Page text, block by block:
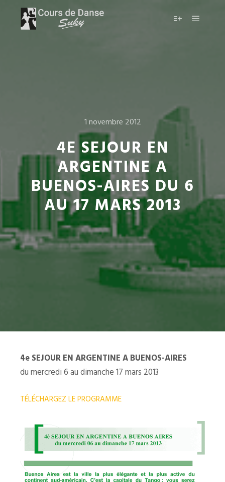
1 novembre 2012
4E SEJOUR EN
ARGENTINE A
BUENOS-AIRES DU 6
AU 17 MARS 2013
4e SEJOUR EN ARGENTINE A BUENOS-AIRES
du mercredi 6 au dimanche 17 mars 2013
TÉLÉCHARGEZ LE PROGRAMME